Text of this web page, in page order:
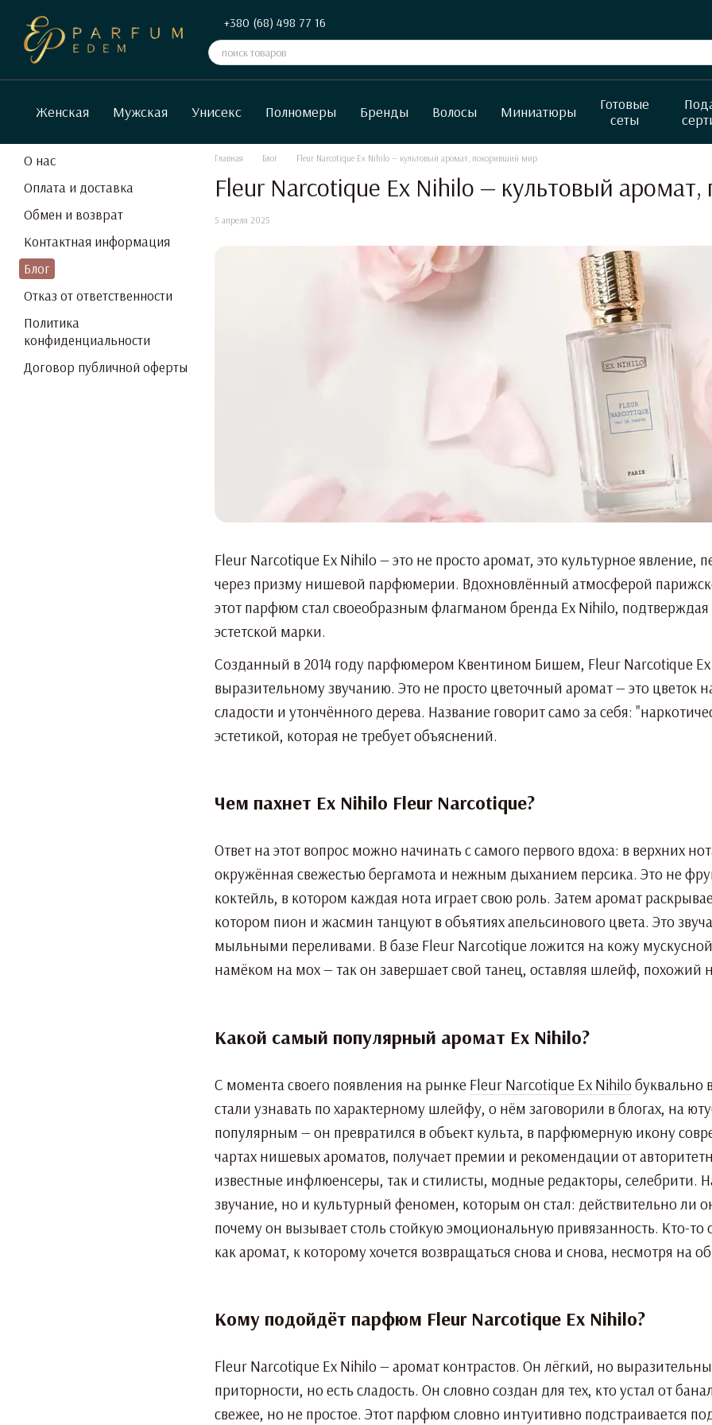
+380 (68) 498 77 16
Женская Мужская Унисекс Полномеры Бренды Волосы Миниатюры
Готовые
сеты
Главная Блог Fleur Narcotique Ex Nihilo — культовый аромат, покоривший мир
Fleur Narcotique Ex Nihilo — культовый
5 апреля 2025
Fleur Narcotique Ex Nihilo — это не просто аромат, это культурное
через призму нишевой парфюмерии. Вдохновлённый атмосферой
этот парфюм стал своеобразным флагманом бренда Ex Nihilo,
эстетской марки.
Созданный в 2014 году парфюмером Квентином Бишем, Fleur Narcotique
выразительному звучанию. Это не просто цветочный аромат — это
сладости и утончённого дерева. Название говорит само за себя:
эстетикой, которая не требует объяснений.
Чем пахнет Ex Nihilo Fleur Narcotique?
Ответ на этот вопрос можно начинать с самого первого вдоха: в верхних
окружённая свежестью бергамота и нежным дыханием персика. Это не
коктейль, в котором каждая нота играет свою роль. Затем аромат
котором пион и жасмин танцуют в объятиях апельсинового цвета. Это
мыльными переливами. В базе Fleur Narcotique ложится на кожу
намёком на мох — так он завершает свой танец, оставляя шлейф, похожий
Какой самый популярный аромат Ex Nihilo?
С момента своего появления на рынке Fleur Narcotique Ex Nihiloбуквально
стали узнавать по характерному шлейфу, о нём заговорили в блогах, на
популярным — он превратился в объект культа, в парфюмерную икону
чартах нишевых ароматов, получает премии и рекомендации от
известные инфлюенсеры, так и стилисты, модные редакторы, селебрити.
звучание, но и культурный феномен, которым он стал: действительно ли
почему он вызывает столь стойкую эмоциональную привязанность. Кто-то
как аромат, к которому хочется возвращаться снова и снова, несмотря
Кому подойдёт парфюм Fleur Narcotique Ex Nihilo?
Fleur Narcotique Ex Nihilo — аромат контрастов. Он лёгкий, но
приторности, но есть сладость. Он словно создан для тех, кто устал от
свежее, но не простое. Этот парфюм словно интуитивно подстраивается
О нас
Оплата и доставка
Обмен и возврат
Контактная информация
Блог
Отказ от ответственности
Политика
конфиденциальности
Договор публичной оферты